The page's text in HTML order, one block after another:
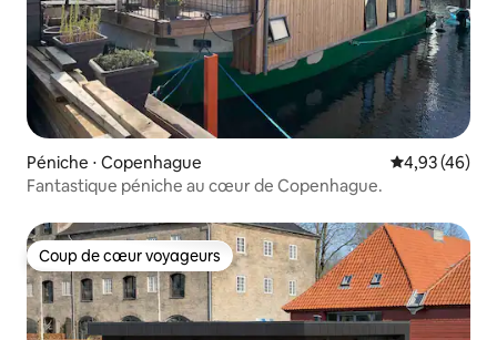
Péniche ⋅ Copenhague Évaluation
4,93 (46)
Fantastique péniche au cœur de Copenhague.
Coup de cœur voyageurs
Coup de cœur voyageurs